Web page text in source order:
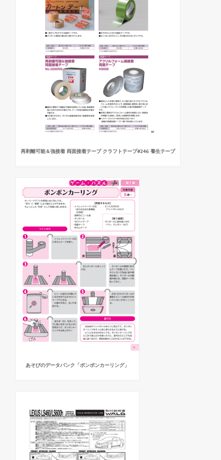
再剥離可能＆強接着 両面接着テープ クラフトテープ#246 養生テープ
あそびのデータバンク「ポンポンカーリング」